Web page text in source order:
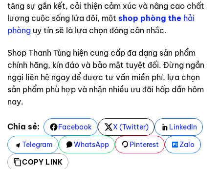
tăng sự gắn kết, cải thiện cảm xúc và nâng cao chất
lượng cuộc sống lứa đôi, một shop phòng the hải
phòng uy tín sẽ là lựa chọn đáng cân nhắc.
Shop Thanh Tùng hiện cung cấp đa dạng sản phẩm
chính hãng, kín đáo và bảo mật tuyệt đối. Đừng ngần
ngại liên hệ ngay để được tư vấn miễn phí, lựa chọn
sản phẩm phù hợp và nhận nhiều ưu đãi hấp dẫn hôm
nay.
Chia sẻ: Facebook X (Twitter)
LinkedIn
Telegram
WhatsApp Pinterest
Zalo
COPY LINK